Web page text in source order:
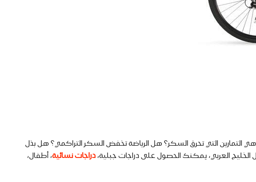
التي تحرق السكر؟ هل الرياضة تخفض السكر التراكمي؟ هل بذل
العربي، يمكنك الحصول على دراجات جبلية، دراجات نسائية، أطفال،